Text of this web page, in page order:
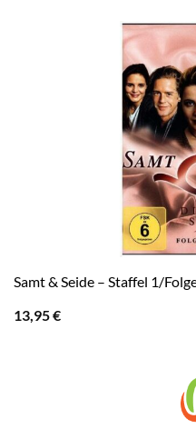
Samt & Seide – Staffel 1/
13,95€